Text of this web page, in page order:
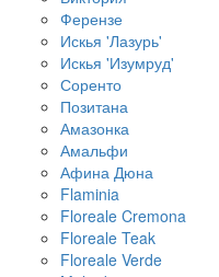
Ферензе
Искья 'Лазурь'
Искья 'Изумруд'
Соренто
Позитана
Амазонка
Амальфи
Афина Дюна
Flaminia
Floreale Cremona
Floreale Teak
Floreale Verde